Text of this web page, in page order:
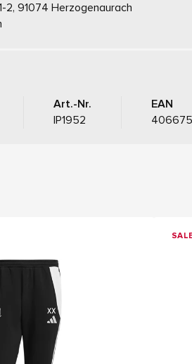
2, 91074 Herzogenaurach
Art.-Nr.
IP1952
EAN